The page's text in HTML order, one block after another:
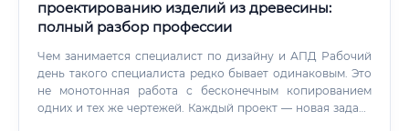
проектированию изделий из древесины:
полный разбор профессии
Чем занимается специалист по дизайну и АПД Рабочий
день такого специалиста редко бывает одинаковым. Это
не монотонная работа с бесконечным копированием
одних и тех же чертежей. Каждый проект — новая задача